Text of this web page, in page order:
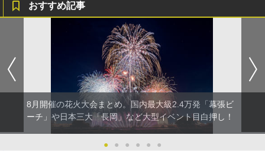
おすすめ記事
8月開催の花火大会まとめ。国内最大級2.4万発「幕張ビ
ーチ」や日本三大「長岡」など大型イベント目白押し！
● ● ● ● ● ●